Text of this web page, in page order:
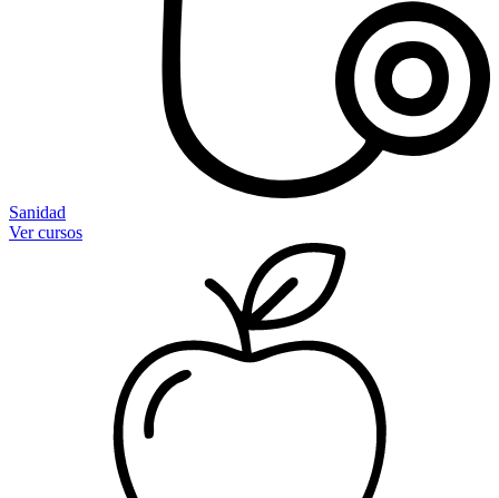
Sanidad
Ver cursos